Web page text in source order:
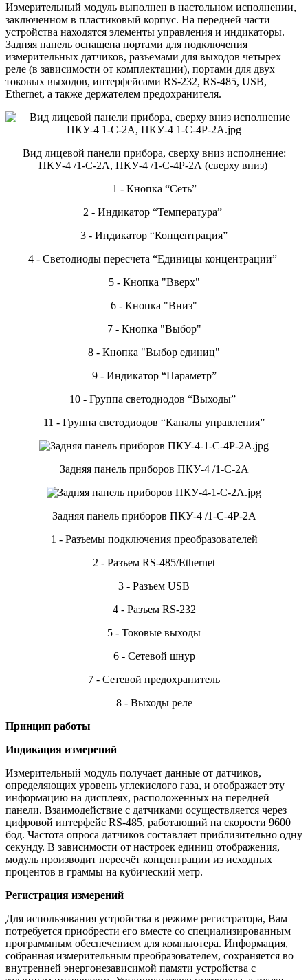
Измерительный модуль выполнен в настольном исполнении,
заключенном в пластиковый корпус. На передней части
устройства находятся элементы управления и индикаторы.
Задняя панель оснащена портами для подключения
измерительных датчиков, разъемами для выходов четырех
реле (в зависимости от комплектации), портами для двух
токовых выходов, интерфейсами RS-232, RS-485, USB,
Ethernet, а также держателем предохранителя.
Вид лицевой панели прибора, сверху вниз исполнение:
ПКУ-4 /1-С-2А, ПКУ-4 /1-С-4Р-2А (сверху вниз)
1 - Кнопка “Сеть”
2 - Индикатор “Температура”
3 - Индикатор “Концентрация”
4 - Светодиоды пересчета “Единицы концентрации”
5 - Кнопка "Вверх"
6 - Кнопка "Вниз"
7 - Кнопка "Выбор"
8 - Кнопка "Выбор единиц"
9 - Индикатор “Параметр”
10 - Группа светодиодов “Выходы”
11 - Группа светодиодов “Каналы управления”
Задняя панель приборов ПКУ-4 /1-С-2А
Задняя панель приборов ПКУ-4 /1-С-4Р-2А
1 - Разъемы подключения преобразователей
2 - Разъем RS-485/Ethernet
3 - Разъем USB
4 - Разъем RS-232
5 - Токовые выходы
6 - Сетевой шнур
7 - Сетевой предохранитель
8 - Выходы реле
Принцип работы
Индикация измерений
Измерительный модуль получает данные от датчиков,
определяющих уровень углекислого газа, и отображает эту
информацию на дисплеях, расположенных на передней
панели. Взаимодействие с датчиками осуществляется через
цифровой интерфейс RS-485, работающий на скорости 9600
бод. Частота опроса датчиков составляет приблизительно одну
секунду. В зависимости от настроек единиц отображения,
модуль производит пересчёт концентрации из исходных
процентов в граммы на кубический метр.
Регистрация измерений
Для использования устройства в режиме регистратора, Вам
потребуется приобрести его вместе со специализированным
программным обеспечением для компьютера. Информация,
собранная измерительным преобразователем, сохраняется во
внутренней энергонезависимой памяти устройства с